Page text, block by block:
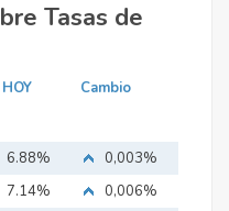
Tasas de
HOY Cambio
6.88%
0,003%
7.14%
0,006%